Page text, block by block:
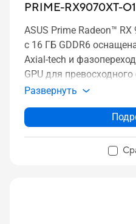
PRIME-RX9070XT-
ASUS Prime Radeon™
с 16 ГБ GDDR6
Axial-tech и
GPU для
Развернуть